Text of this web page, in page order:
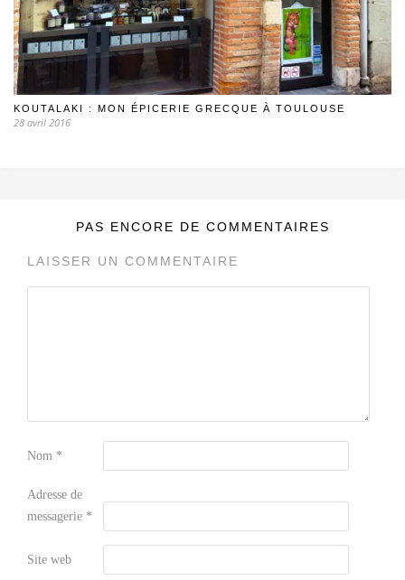
KOUTALAKI : MON ÉPICERIE GRECQUE À TOULOUSE
28 avril 2016
PAS ENCORE DE COMMENTAIRES
LAISSER UN COMMENTAIRE
Nom *
Adresse de
messagerie *
Site web